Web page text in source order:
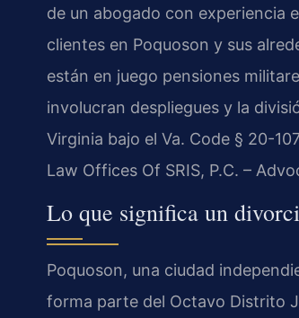
de un abogado con experiencia
clientes en Poquoson y sus
están en juego pensiones
involucran despliegues y la
Virginia bajo el Va. Code § 20-
Law Offices Of SRIS, P.C. –
Lo que significa un
Poquoson, una ciudad
forma parte del Octavo Distrito